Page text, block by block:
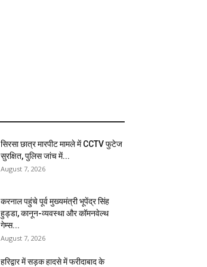
सिरसा छात्र मारपीट मामले में CCTV फुटेज
सुरक्षित, पुलिस जांच में...
August 7, 2026
करनाल पहुंचे पूर्व मुख्यमंत्री भूपेंद्र सिंह
हुड्डा, कानून-व्यवस्था और कॉमनवेल्थ
गेम्स...
August 7, 2026
हरिद्वार में सड़क हादसे में फरीदाबाद के